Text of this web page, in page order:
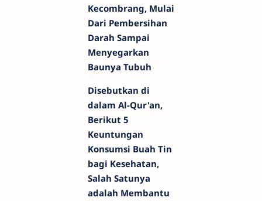
Kecombrang, Mulai
Dari Pembersihan
Darah Sampai
Menyegarkan
Baunya Tubuh
Disebutkan di
dalam Al-Qur'an,
Berikut 5
Keuntungan
Konsumsi Buah Tin
bagi Kesehatan,
Salah Satunya
adalah Membantu